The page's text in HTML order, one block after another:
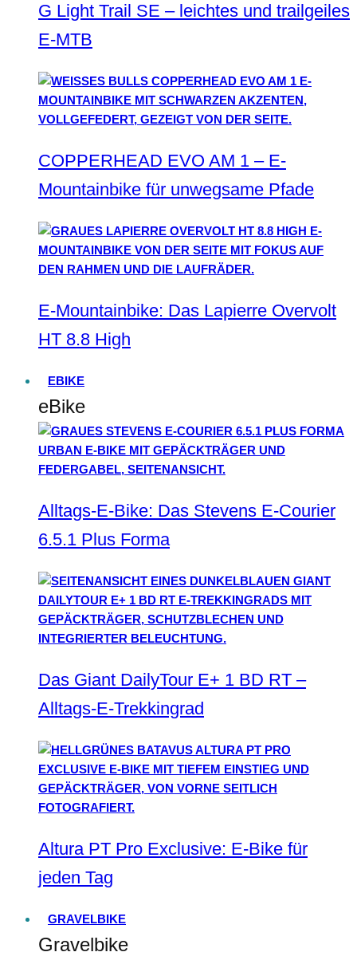
G Light Trail SE – leichtes und trailgeiles
E-MTB
COPPERHEAD EVO AM 1 – E-
Mountainbike für unwegsame Pfade
E-Mountainbike: Das Lapierre Overvolt
HT 8.8 High
EBIKE
eBike
Alltags-E-Bike: Das Stevens E-Courier
6.5.1 Plus Forma
Das Giant DailyTour E+ 1 BD RT –
Alltags-E-Trekkingrad
Altura PT Pro Exclusive: E-Bike für
jeden Tag
GRAVELBIKE
Gravelbike